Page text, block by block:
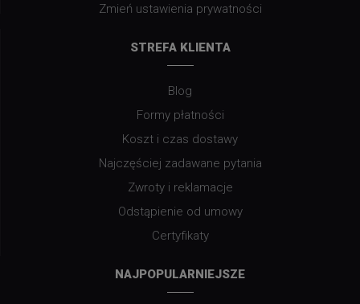
Zmień ustawienia prywatności
STREFA KLIENTA
Blog
Formy płatności
Koszt i czas dostawy
Najczęściej zadawane pytania
Zwroty i reklamacje
Odstąpienie od umowy
Certyfikaty
NAJPOPULARNIEJSZE